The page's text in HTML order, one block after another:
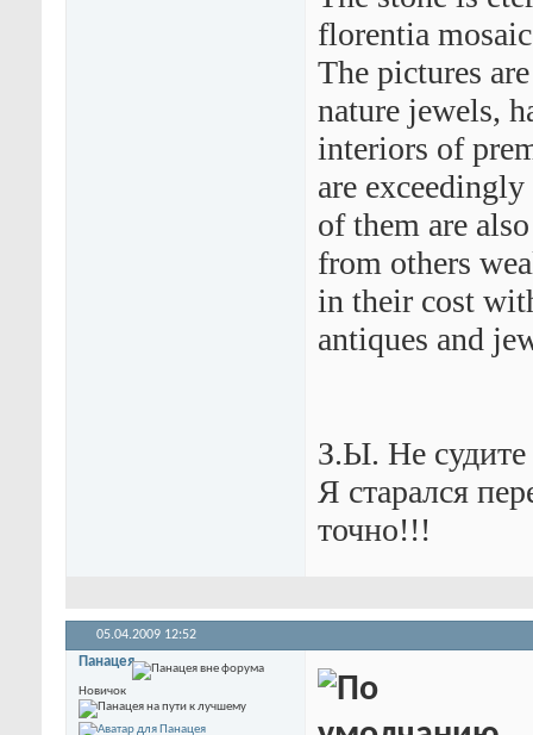
florentia
The pictures
nature jewels,
interiors of
are
of them are
from others
in their cost
antiques and
З.Ы. Не судите
Я старался
точно!!!
05.04.2009 12:52
Панацея
Новичок